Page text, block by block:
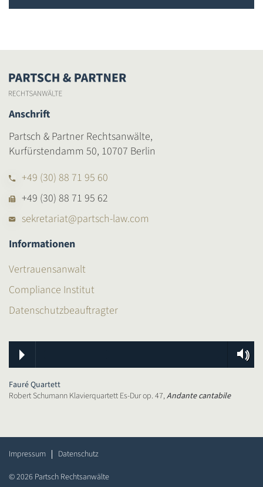
Anschrift
Partsch & Partner Rechtsanwälte,
Kurfürstendamm 50, 10707 Berlin
+49 (30) 88 71 95 60
+49 (30) 88 71 95 62
sekretariat@partsch-law.com
Informationen
Vertrauensanwalt
Compliance Institut
Datenschutzbeauftragter
Fauré Quartett
Robert Schumann Klavierquartett Es-Dur op. 47,Andante cantabile
Impressum
Datenschutz
©2026 Partsch Rechtsanwälte